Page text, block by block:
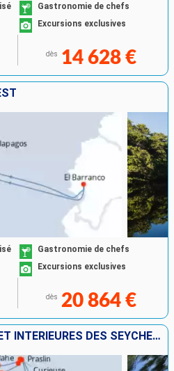
Gastronomie de chefs
Excursions exclusives
dès 14 628 €
Gastronomie de chefs
Excursions exclusives
dès 20 864 €
LES ÎLES EXTÉRIEURES ET INTÉRIEURES DES SEYCHELLES